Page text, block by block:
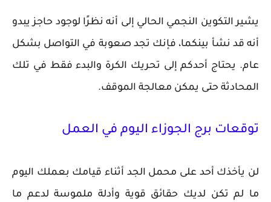
يشير التكوين النجمي الحالي إلى أنه نظرًا لوجود حاجز يبدو
أنه قد نشأ بينكما، فإنك تجد صعوبة في التواصل بشكل
عام. يحتاج أحدكم إلى تحريك الكرة والبدء فقط في تلك
المحادثة حتى يمكن معالجة الموقف.
توقعات برج الجوزاء اليوم في العمل
لن يأخذك أحد على محمل الجد أثناء قيامك بعملك اليوم
ما لم تكن لديك حقائق قوية وأدلة ملموسة لدعم ما